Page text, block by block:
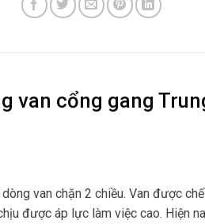
van cổng gang
van chặn 2 chiều. Van được
được áp lực làm việc cao. Hiện